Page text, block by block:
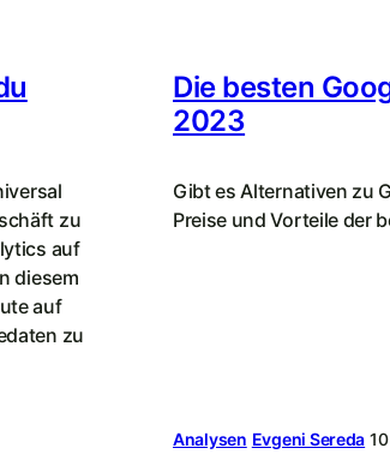
zu
auf
diesem
auf
zu
Die besten
2023
Gibt es Alternativen zu
Preise und Vorteile der
Analysen Evgeni Sereda